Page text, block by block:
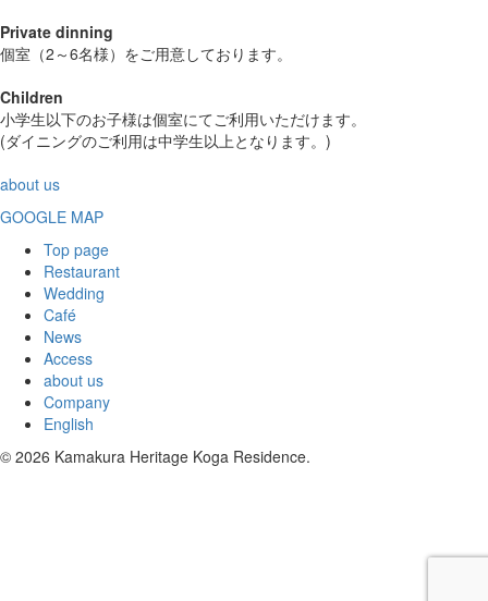
Private dinning
個室（2～6名様）をご用意しております。
Children
小学生以下のお子様は個室にてご利用いただけます。
(ダイニングのご利用は中学生以上となります。)
about us
GOOGLE MAP
Top page
Restaurant
Wedding
Café
News
Access
about us
Company
English
© 2026 Kamakura Heritage Koga Residence.